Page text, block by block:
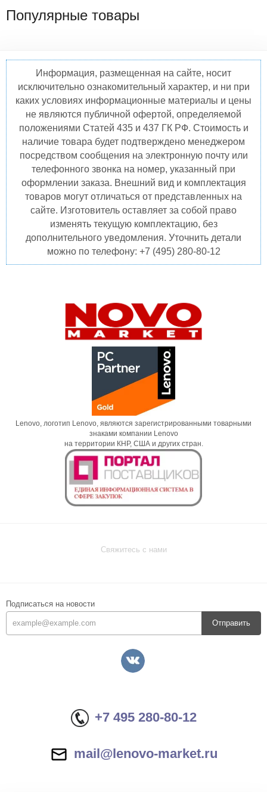
Популярные товары
Информация, размещенная на сайте, носит
исключительно ознакомительный характер, и ни при
каких условиях информационные материалы и цены
не являются публичной офертой, определяемой
положениями Статей 435 и 437 ГК РФ. Стоимость и
наличие товара будет подтверждено менеджером
посредством сообщения на электронную почту или
телефонного звонка на номер, указанный при
оформлении заказа. Внешний вид и комплектация
товаров могут отличаться от представленных на
сайте. Изготовитель оставляет за собой право
изменять текущую комплектацию, без
дополнительного уведомления. Уточнить детали
можно по телефону: +7 (495) 280-80-12
Lenovo, логотип Lenovo, являются зарегистрированными товарными
знаками компании Lenovo
на территории КНР, США и других стран.
Свяжитесь с нами
Подписаться на новости
Отправить
+7 495 280-80-12
mail@lenovo-market.ru